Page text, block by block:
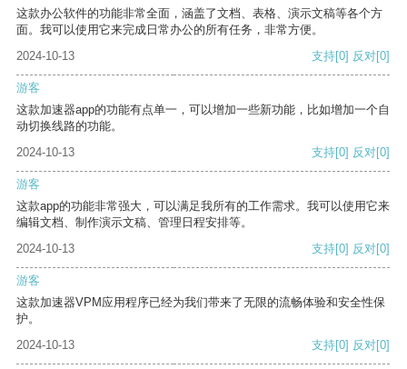
这款办公软件的功能非常全面，涵盖了文档、表格、演示文稿等各个方
面。我可以使用它来完成日常办公的所有任务，非常方便。
2024-10-13
支持[0] 反对[0]
游客
这款加速器app的功能有点单一，可以增加一些新功能，比如增加一个自
动切换线路的功能。
2024-10-13
支持[0] 反对[0]
游客
这款app的功能非常强大，可以满足我所有的工作需求。我可以使用它来
编辑文档、制作演示文稿、管理日程安排等。
2024-10-13
支持[0] 反对[0]
游客
这款加速器VPM应用程序已经为我们带来了无限的流畅体验和安全性保
护。
2024-10-13
支持[0] 反对[0]